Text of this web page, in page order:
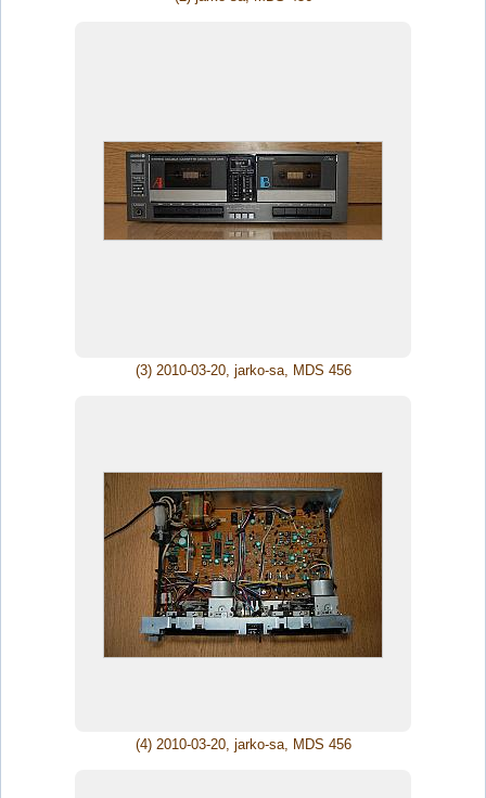
(3) 2010-03-20, jarko-sa, MDS 456
(4) 2010-03-20, jarko-sa, MDS 456